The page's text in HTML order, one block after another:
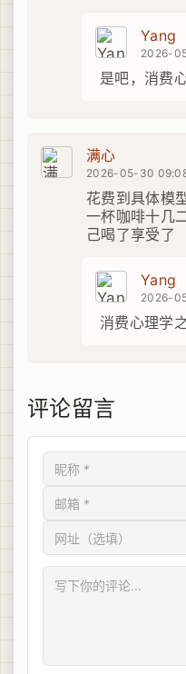
Yang
2026-
是吧，消费
满心
2026-05-30
花费到具体模
一杯咖啡十几
己喝了享受了
Yang
2026-
消费心理学
评论留言